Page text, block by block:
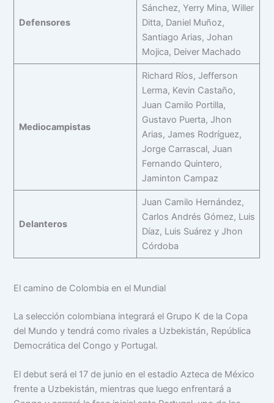
Defensores
Sánchez, Yerry Mina, Willer
Ditta, Daniel Muñoz,
Santiago Arias, Johan
Mojica, Deiver Machado
Mediocampistas
Richard Ríos, Jefferson
Lerma, Kevin Castaño,
Juan Camilo Portilla,
Gustavo Puerta, Jhon
Arias, James Rodríguez,
Jorge Carrascal, Juan
Fernando Quintero,
Jaminton Campaz
Delanteros
Juan Camilo Hernández,
Carlos Andrés Gómez, Luis
Díaz, Luis Suárez y Jhon
Córdoba
El camino de Colombia en el Mundial
La selección colombiana integrará el Grupo K de la Copa
del Mundo y tendrá como rivales a Uzbekistán, República
Democrática del Congo y Portugal.
El debut será el 17 de junio en el estadio Azteca de México
frente a Uzbekistán, mientras que luego enfrentará a